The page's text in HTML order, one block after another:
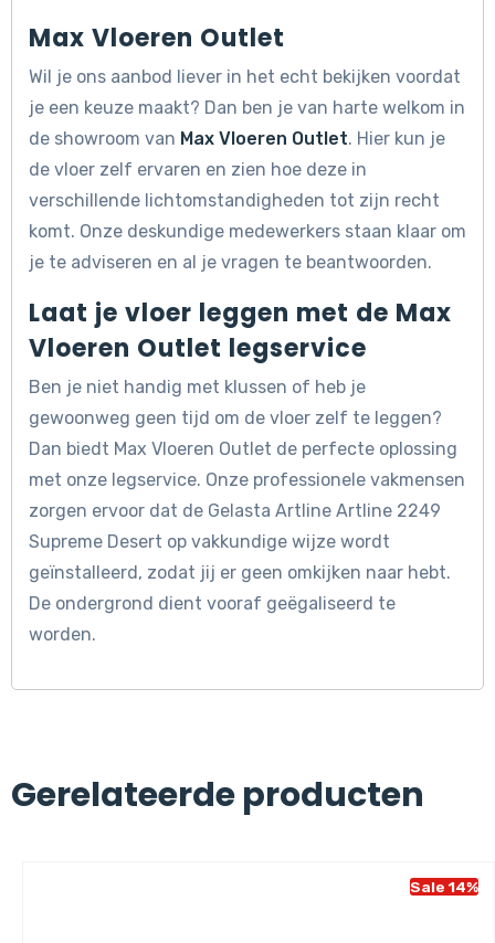
Max Vloeren Outlet
Wil je ons aanbod liever in het echt bekijken voordat
je een keuze maakt? Dan ben je van harte welkom in
de showroom van Max Vloeren Outlet. Hier kun je
de vloer zelf ervaren en zien hoe deze in
verschillende lichtomstandigheden tot zijn recht
komt. Onze deskundige medewerkers staan klaar om
je te adviseren en al je vragen te beantwoorden.
Laat je vloer leggen met de Max
Vloeren Outlet legservice
Ben je niet handig met klussen of heb je
gewoonweg geen tijd om de vloer zelf te leggen?
Dan biedt Max Vloeren Outlet de perfecte oplossing
met onze legservice. Onze professionele vakmensen
zorgen ervoor dat de Gelasta Artline Artline 2249
Supreme Desert op vakkundige wijze wordt
geïnstalleerd, zodat jij er geen omkijken naar hebt.
De ondergrond dient vooraf geëgaliseerd te
worden.
Gerelateerde producten
Sale 14%